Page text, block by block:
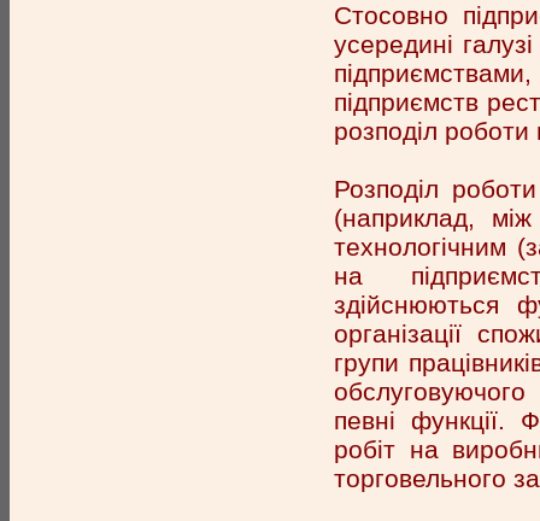
Стосовно
усередині
підприємств
розподіл роботи
Розподіл
(наприклад,
технологічним
на
здійснюються
організації
групи
певні функції.
робіт на
торговельного